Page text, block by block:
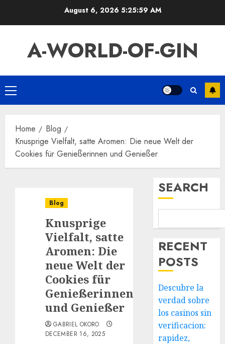
August 6, 2026 5:26:00 AM
A-WORLD-OF-GIN
Primary
Menu
Home
Blog
Knusprige Vielfalt, satte Aromen: Die neue Welt der
Cookies für Genießerinnen und Genießer
Blog
Knusprige
Vielfalt, satte
Aromen: Die
neue Welt der
Cookies für
Genießerinnen
und Genießer
GABRIEL OKORO
DECEMBER 16, 2025
SEARCH
RECENT
POSTS
Descubre la
verdad sobre
los casinos sin
verificacion:
rapidez,